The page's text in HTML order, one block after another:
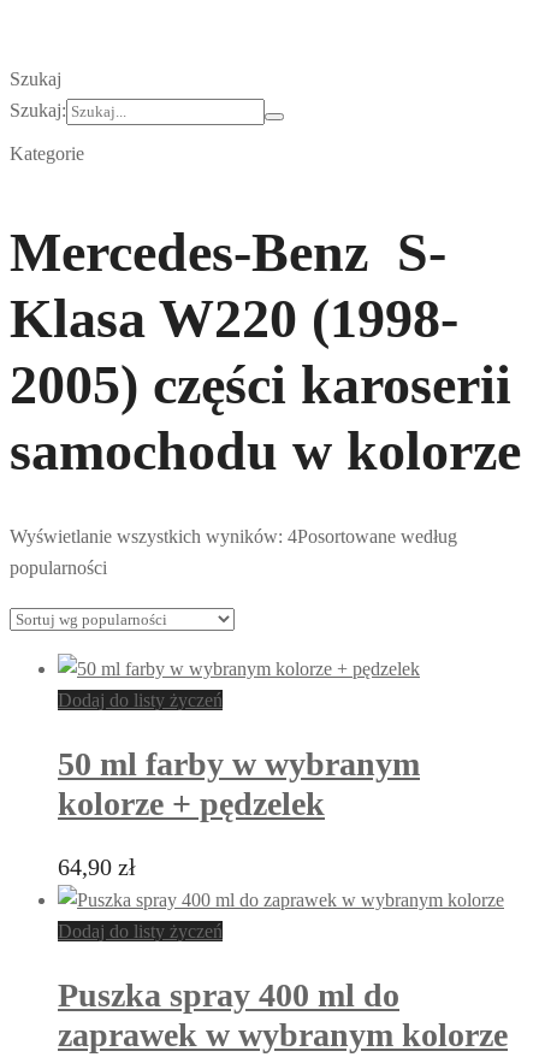
Mercedes-Benz S-
Klasa W220 (1998-
2005) części karoserii
samochodu w kolorze
Wyświetlanie wszystkich wyników: 4Posortowane według
popularności
Dodaj do listy życzeń
50 ml farby w wybranym
kolorze + pędzelek
64,90 zł
Dodaj do listy życzeń
Puszka spray 400 ml do
zaprawek w wybranym kolorze
Szukaj
Szukaj:
Kategorie